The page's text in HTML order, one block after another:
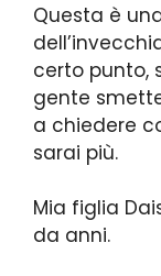
Questa è
certo punto,
gente
a chiedere
sarai più.
Mia figlia
da anni.